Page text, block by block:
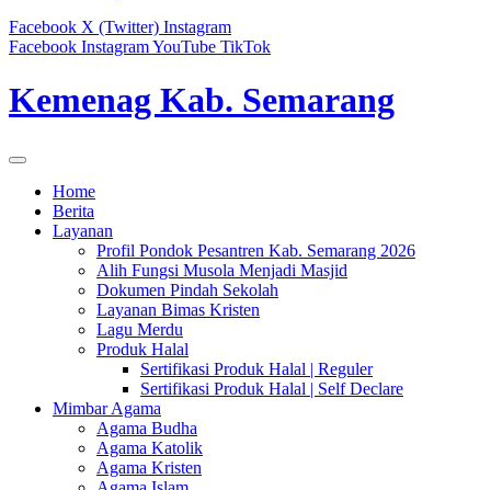
Facebook X (Twitter) Instagram
Facebook InstagramYouTube TikTok
Kemenag Kab. Semarang
Home
Berita
Layanan
Profil Pondok Pesantren Kab. Semarang 2026
Alih Fungsi Musola Menjadi Masjid
Dokumen Pindah Sekolah
Layanan Bimas Kristen
Lagu Merdu
Produk Halal
Sertifikasi Produk Halal | Reguler
Sertifikasi Produk Halal | Self Declare
Mimbar Agama
Agama Budha
Agama Katolik
Agama Kristen